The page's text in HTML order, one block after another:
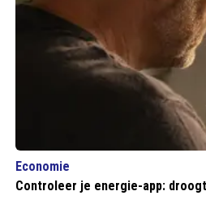
Economie
Controleer je energie-app: